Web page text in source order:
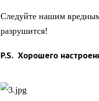
Следуйте нашим
разрушится!
P.S. Хорошего